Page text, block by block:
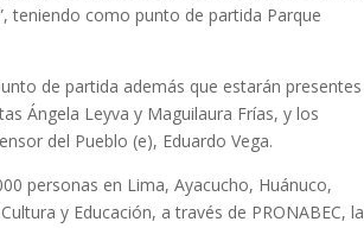
teniendo como punto de partida Parque
de partida además que estarán presentes
Ángela Leyva y Maguilaura Frías, y los
del Pueblo (e), Eduardo Vega.
personas en Lima, Ayacucho, Huánuco,
y Educación, a través de PRONABEC, la